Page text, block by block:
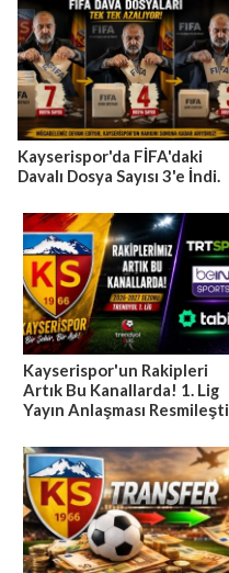
Kayserispor'da FİFA'daki
Davalı Dosya Sayısı 3'e İndi.
Kayserispor'un Rakipleri
Artık Bu Kanallarda! 1. Lig
Yayın Anlaşması Resmileşti